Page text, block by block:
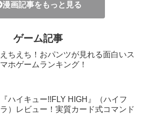
漫画記事をもっと見る
ゲーム記事
えちえち！おパンツが見れる面白いス
マホゲームランキング！
『ハイキュー!!FLY HIGH』（ハイフ
ラ）レビュー！実質カード式コマンド